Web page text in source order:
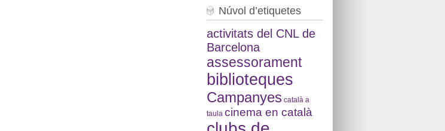
Núvol d’etiquetes
activitats del CNL de
Barcelona
assessorament
biblioteques
Campanyes català a
taula cinema en català